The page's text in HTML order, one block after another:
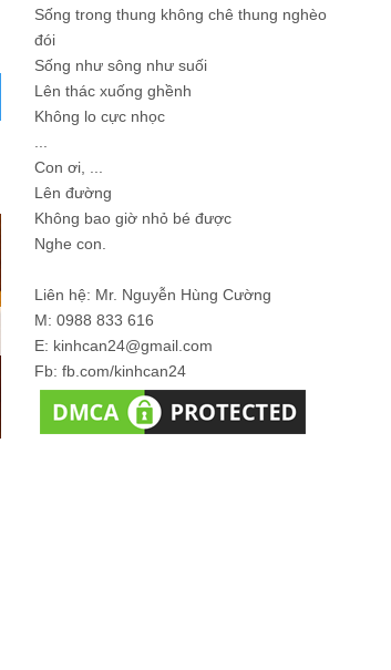
Sống trong thung không chê thung nghèo
đói
Sống như sông như suối
Lên thác xuống ghềnh
Không lo cực nhọc
Con ơi, ...
Lên đường
Không bao giờ nhỏ bé được
Nghe con.
Liên hệ: Mr. Nguyễn Hùng Cường
M: 0988 833 616
E: kinhcan24@gmail.com
Fb: fb.com/kinhcan24